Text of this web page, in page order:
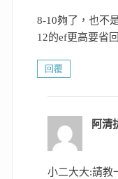
8-10夠了，也不
12的ef更高要省
回覆
阿清
小二大大:請教